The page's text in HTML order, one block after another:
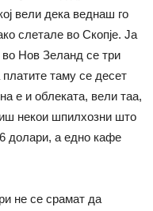
вели дека веднаш го
слетале во Скопје. Ја
во Нов Зеланд се три
таму се десет
е и облеката, вели таа,
некои шпилхозни што
долари, а едно кафе
не се срамат да